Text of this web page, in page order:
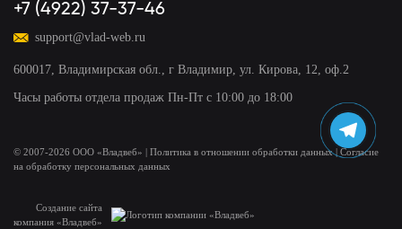
+7 (4922) 37-37-46
support@vlad-web.ru
600017, Владимирская обл., г Владимир, ул. Кирова, 12, оф.2
Часы работы отдела продаж Пн-Пт с 10:00 до 18:00
© 2007-2026 ООО «Владвеб» | Политика в отношении обработки данных| Согласие
на обработку персональных данных
Создание сайта
компания «Владвеб»